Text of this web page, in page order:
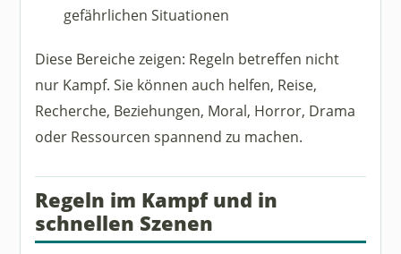
gefährlichen Situationen
Diese Bereiche zeigen: Regeln betreffen nicht
nur Kampf. Sie können auch helfen, Reise,
Recherche, Beziehungen, Moral, Horror, Drama
oder Ressourcen spannend zu machen.
Regeln im Kampf und in
schnellen Szenen